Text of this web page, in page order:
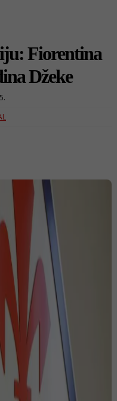
Fiorentina
Džeke